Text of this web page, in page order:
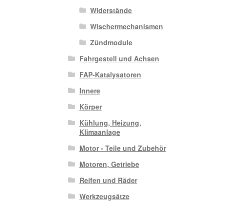
Widerstände
Wischermechanismen
Zündmodule
Fahrgestell und Achsen
FAP-Katalysatoren
Innere
Körper
Kühlung, Heizung,
Klimaanlage
Motor - Teile und Zubehör
Motoren, Getriebe
Reifen und Räder
Werkzeugsätze